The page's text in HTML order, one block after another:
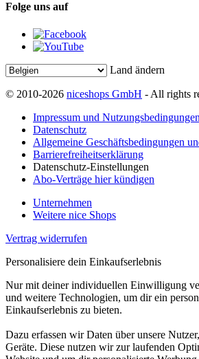
Folge uns auf
Land ändern
© 2010-2026 niceshops GmbH - All rights
Impressum und Nutzungsbedingungen
Datenschutz
Allgemeine Geschäftsbedingungen
Barrierefreiheitserklärung
Datenschutz-Einstellungen
Abo-Verträge hier kündigen
Unternehmen
Weitere nice Shops
Vertrag widerrufen
Personalisiere dein Einkaufserlebnis
Nur mit deiner individuellen Einwilligung
und weitere Technologien, um dir ein
Einkaufserlebnis zu bieten.
Dazu erfassen wir Daten über unsere
Geräte. Diese nutzen wir zur laufenden